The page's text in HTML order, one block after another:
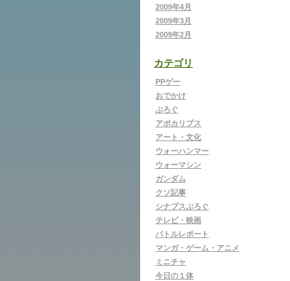
2009年4月
2009年3月
2009年2月
カテゴリ
PPゲー
おでかけ
ぶろぐ
アポカリプス
アート・文化
ウォーハンマー
ウォーマシン
ガンダム
クソ記事
シナプスぶろぐ
テレビ・映画
バトルレポート
マンガ・ゲーム・アニメ
ミニチャ
今日の１体